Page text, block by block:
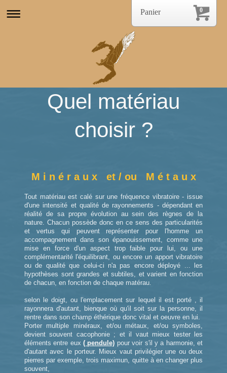
Quel matériau
choisir ?
M i n é r a u x et / ou M é t a u x
Tout matériau est calé sur une fréquence vibratoire - issue
d'une intensité et qualité de rayonnements - dépendant en
réalité de sa propre évolution au sein des règnes de la
nature. Chacun possède donc en ce sens des particularités
et vertus qui peuvent représenter pour l'homme un
accompagnement dans son épanouissement, comme une
mise en force d'un aspect trop faible pour lui, ou une
complémentarité l'équilibrant, ou encore un apport vibratoire
ou de qualité que celui-ci n'a pas encore déployé ... les
hypothèses sont grandes et subtiles, et varient en fonction
de chacun, en fonction de chaque matérau.
selon le doigt, ou l'emplacement sur lequel il est porté , il
rayonnera d'autant, bienque où qu'il soit sur la personne, il
rentre dans son champ éthérique donc vital et oeuvre en lui.
Porter multiple minéraux, et/ou métaux, et/ou symboles,
devient souvent cacophonie ; et il vaut mieux tester les
éléments entre eux( pendule) pour voir s'il y a harmonie, et
d'autant avec le porteur. Mieux vaut privilégier une ou deux
pierres par exemple, trois maximun, quitte à en changer plus
souvent,
0
Panier